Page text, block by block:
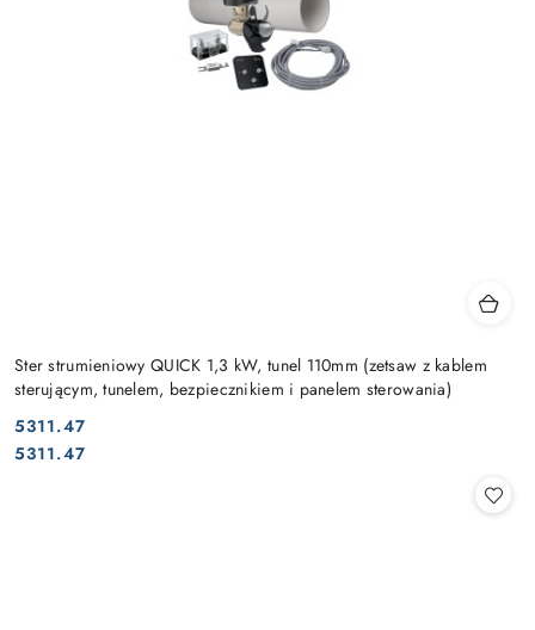
Ster strumieniowy QUICK 1,3 kW, tunel 110mm (zetsaw z kablem
sterującym, tunelem, bezpiecznikiem i panelem sterowania)
Cena:
5311.47
Cena:
5311.47